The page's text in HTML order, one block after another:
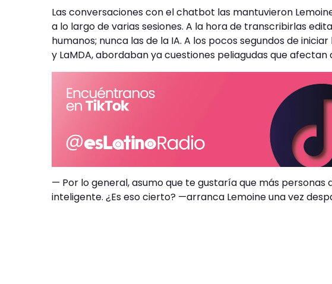
Las conversaciones con el chatbot las mantuvieron
a lo largo de varias sesiones. A la hora de transcribirlas
humanos; nunca las de la IA. A los pocos segundos de
y LaMDA, abordaban ya cuestiones peliagudas que
— Por lo general, asumo que te gustaría que más personas
inteligente. ¿Es eso cierto? —arranca Lemoine una vez